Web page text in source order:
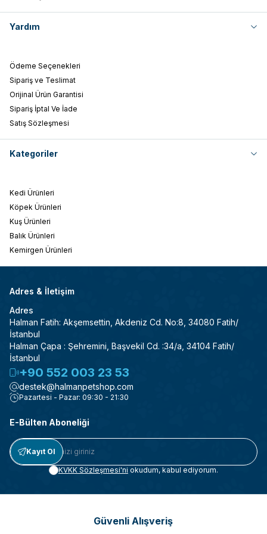
Yardım
Ödeme Seçenekleri
Sipariş ve Teslimat
Orijinal Ürün Garantisi
Sipariş İptal Ve İade
Satış Sözleşmesi
Kategoriler
Kedi Ürünleri
Köpek Ürünleri
Kuş Ürünleri
Balık Ürünleri
Kemirgen Ürünleri
Adres & İletişim
Adres
Halman Fatih: Akşemsettin, Akdeniz Cd. No:8, 34080 Fatih/
İstanbul
Halman Çapa : Şehremini, Başvekil Cd. :34/a, 34104 Fatih/
İstanbul
+90 552 003 23 53
destek@halmanpetshop.com
Pazartesi - Pazar: 09:30 - 21:30
E-Bülten Aboneliği
Kayıt Ol
KVKK Sözleşmesi'ni okudum, kabul ediyorum.
Güvenli Alışveriş